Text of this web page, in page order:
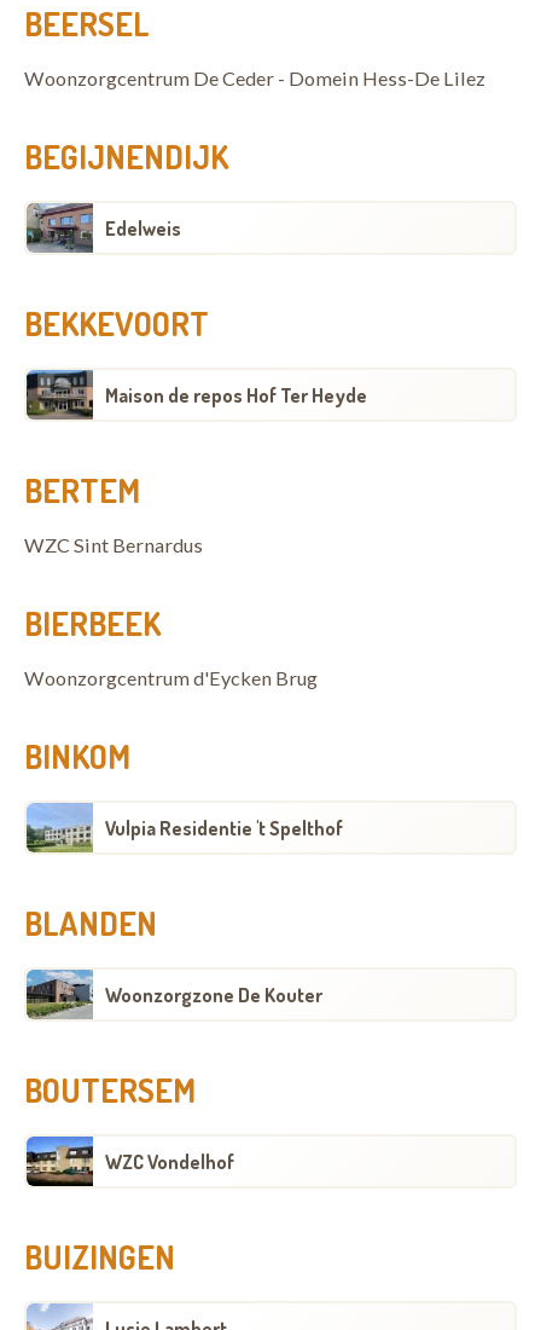
BEERSEL
Woonzorgcentrum De Ceder - Domein Hess-De Lilez
BEGIJNENDIJK
Edelweis
BEKKEVOORT
Maison de repos Hof Ter Heyde
BERTEM
WZC Sint Bernardus
BIERBEEK
Woonzorgcentrum d'Eycken Brug
BINKOM
Vulpia Residentie 't Spelthof
BLANDEN
Woonzorgzone De Kouter
BOUTERSEM
WZC Vondelhof
BUIZINGEN